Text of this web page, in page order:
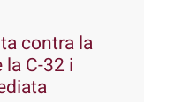
contra la
C-32 i